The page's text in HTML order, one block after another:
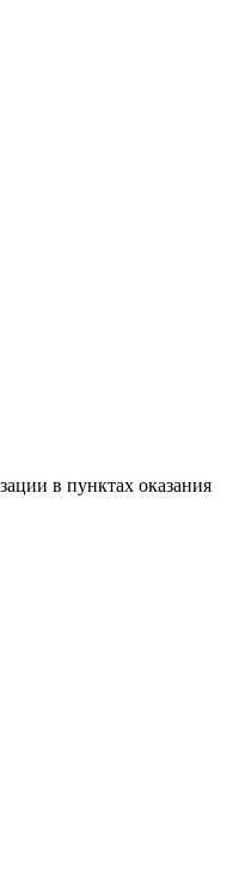
в пунктах оказания